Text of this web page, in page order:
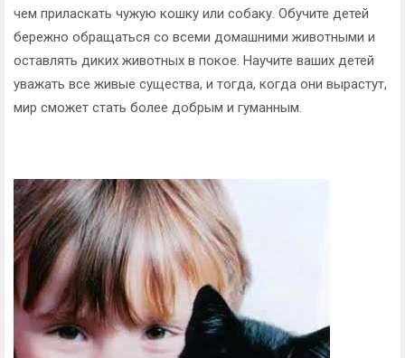
чем приласкать чужую кошку или собаку. Обучите детей
бережно обращаться со всеми домашними животными и
оставлять диких животных в покое. Научите ваших детей
уважать все живые существа, и тогда, когда они вырастут,
мир сможет стать более добрым и гуманным.